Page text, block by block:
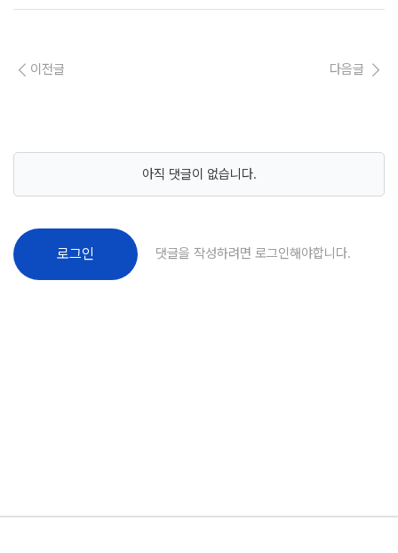
이전글 다음글
아직 댓글이 없습니다.
로그인 댓글을 작성하려면 로그인해야합니다.